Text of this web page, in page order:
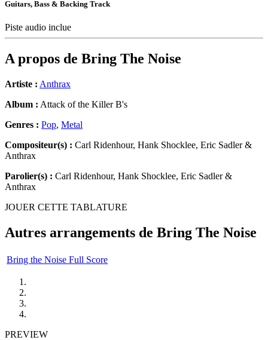
Guitars, Bass & Backing Track
Piste audio inclue
A propos de Bring The Noise
Artiste : Anthrax
Album : Attack of the Killer B's
Genres : Pop, Metal
Compositeur(s) : Carl Ridenhour, Hank Shocklee, Eric Sadler &
Anthrax
Parolier(s) : Carl Ridenhour, Hank Shocklee, Eric Sadler &
Anthrax
JOUER CETTE TABLATURE
Autres arrangements de Bring The Noise
Bring the Noise Full Score
PREVIEW